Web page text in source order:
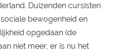
Duizenden cursisten
bewogenheid en
opgedaan (de
niet meer, er is nu het